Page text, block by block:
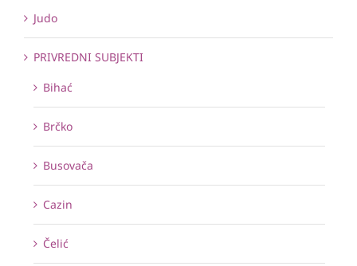
Judo
PRIVREDNI SUBJEKTI
Bihać
Brčko
Busovača
Cazin
Čelić